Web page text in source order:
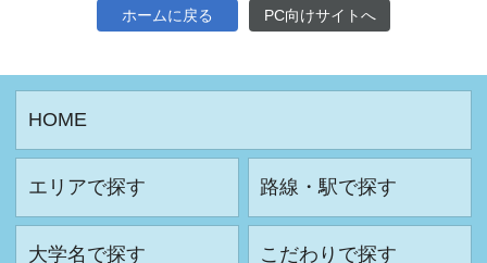
ホームに戻る PC向けサイトへ
HOME
エリアで探す 路線・駅で探す
大学名で探す こだわりで探す